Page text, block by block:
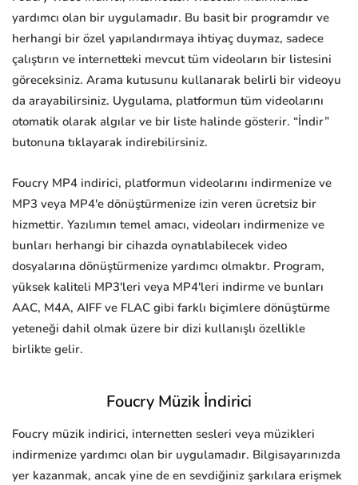
yardımcı olan bir uygulamadır. Bu basit bir programdır ve
herhangi bir özel yapılandırmaya ihtiyaç duymaz, sadece
çalıştırın ve internetteki mevcut tüm videoların bir listesini
göreceksiniz. Arama kutusunu kullanarak belirli bir videoyu
da arayabilirsiniz. Uygulama, platformun tüm videolarını
otomatik olarak algılar ve bir liste halinde gösterir. “İndir”
butonuna tıklayarak indirebilirsiniz.
Foucry MP4 indirici, platformun videolarını indirmenize ve
MP3 veya MP4'e dönüştürmenize izin veren ücretsiz bir
hizmettir. Yazılımın temel amacı, videoları indirmenize ve
bunları herhangi bir cihazda oynatılabilecek video
dosyalarına dönüştürmenize yardımcı olmaktır. Program,
yüksek kaliteli MP3'leri veya MP4'leri indirme ve bunları
AAC, M4A, AIFF ve FLAC gibi farklı biçimlere dönüştürme
yeteneği dahil olmak üzere bir dizi kullanışlı özellikle
birlikte gelir.
Foucry Müzik İndirici
Foucry müzik indirici, internetten sesleri veya müzikleri
indirmenize yardımcı olan bir uygulamadır. Bilgisayarınızda
yer kazanmak, ancak yine de en sevdiğiniz şarkılara erişmek